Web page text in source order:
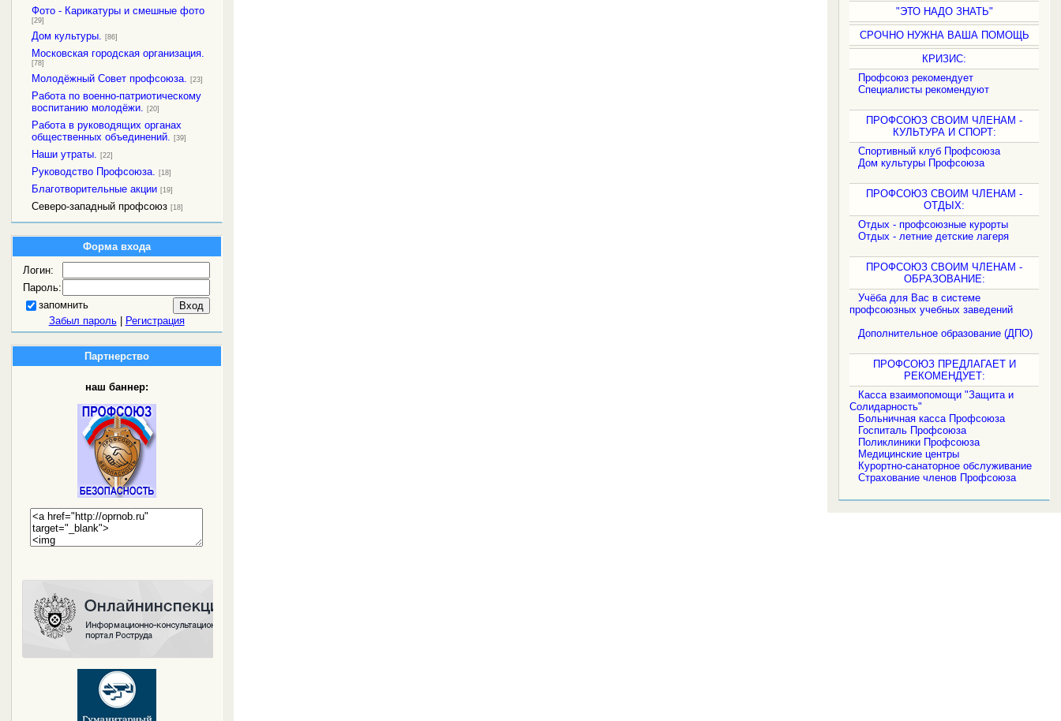
Фото - Карикатуры и смешные фото
[29]
Дом культуры. [86]
Московская городская организация.
[78]
Молодёжный Совет профсоюза. [23]
Работа по военно-патриотическому
воспитанию молодёжи. [20]
Работа в руководящих органах
общественных объединений. [39]
Наши утраты. [22]
Руководство Профсоюза. [18]
Благотворительные акции [19]
Северо-западный профсоюз [18]
Форма входа
Логин:
Пароль:
запомнить
Забыл пароль| Регистрация
Партнерство
наш баннер:
"ЭТО НАДО ЗНАТЬ"
СРОЧНО НУЖНА ВАША ПОМОЩЬ
КРИЗИС:
Профсоюз рекомендует
Специалисты рекомендуют
ПРОФСОЮЗ СВОИМ ЧЛЕНАМ -
КУЛЬТУРА И СПОРТ:
Спортивный клуб Профсоюза
Дом культуры Профсоюза
ПРОФСОЮЗ СВОИМ ЧЛЕНАМ -
ОТДЫХ:
Отдых - профсоюзные курорты
Отдых - летние детские лагеря
ПРОФСОЮЗ СВОИМ ЧЛЕНАМ -
ОБРАЗОВАНИЕ:
Учёба для Вас в системе
профсоюзных учебных заведений
Дополнительное образование (ДПО)
ПРОФСОЮЗ ПРЕДЛАГАЕТ И
РЕКОМЕНДУЕТ:
Касса взаимопомощи "Защита и
Солидарность"
Больничная касса Профсоюза
Госпиталь Профсоюза
Поликлиники Профсоюза
Медицинские центры
Курортно-санаторное обслуживание
Страхование членов Профсоюза